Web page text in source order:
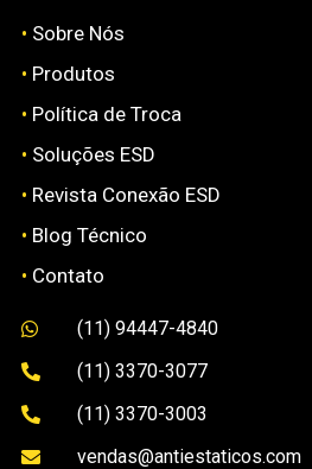
• Sobre Nós
• Produtos
• Política de Troca
• Soluções ESD
• Revista Conexão ESD
• Blog Técnico
• Contato
 (11) 94447-4840
 (11) 3370-3077
 (11) 3370-3003
 vendas@antiestaticos.com